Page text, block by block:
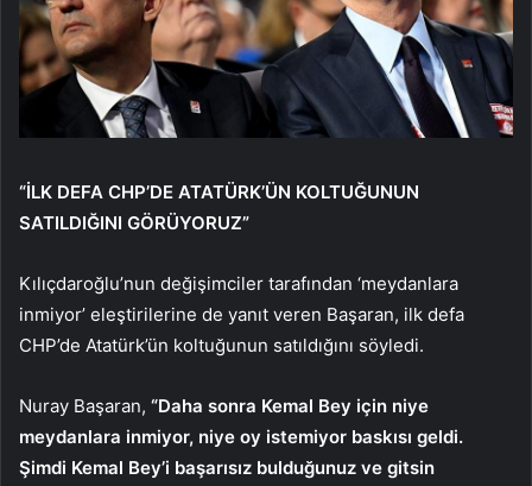
“İLK DEFA CHP’DE ATATÜRK’ÜN KOLTUĞUNUN
SATILDIĞINI GÖRÜYORUZ”
Kılıçdaroğlu’nun değişimciler tarafından ‘meydanlara
inmiyor’ eleştirilerine de yanıt veren Başaran, ilk defa
CHP’de Atatürk’ün koltuğunun satıldığını söyledi.
Nuray Başaran, “Daha sonra Kemal Bey için niye
meydanlara inmiyor, niye oy istemiyor baskısı geldi.
Şimdi Kemal Bey’i başarısız bulduğunuz ve gitsin